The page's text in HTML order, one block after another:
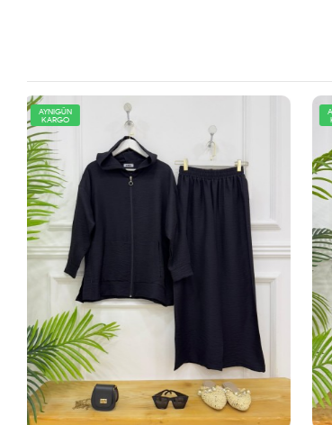
AYNIGÜN
KARGO